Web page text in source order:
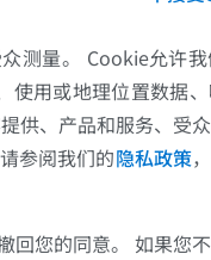
测量。 Cookie允许
用或地理位置数据、
供、产品和服务、受
参阅我们的隐私政策
您的同意。 如果您